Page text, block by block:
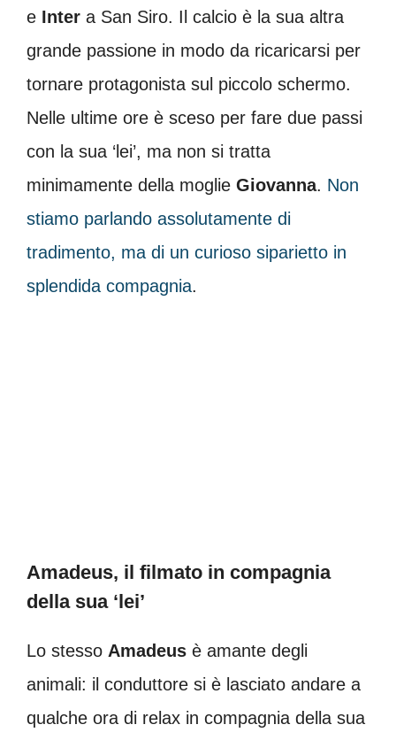
e Inter a San Siro. Il calcio è la sua altra
grande passione in modo da ricaricarsi per
tornare protagonista sul piccolo schermo.
Nelle ultime ore è sceso per fare due passi
con la sua ‘lei’, ma non si tratta
minimamente della moglie Giovanna. Non
stiamo parlando assolutamente di
tradimento, ma di un curioso siparietto in
splendida compagnia.
Amadeus, il filmato in compagnia
della sua ‘lei’
Lo stesso Amadeus è amante degli
animali: il conduttore si è lasciato andare a
qualche ora di relax in compagnia della sua